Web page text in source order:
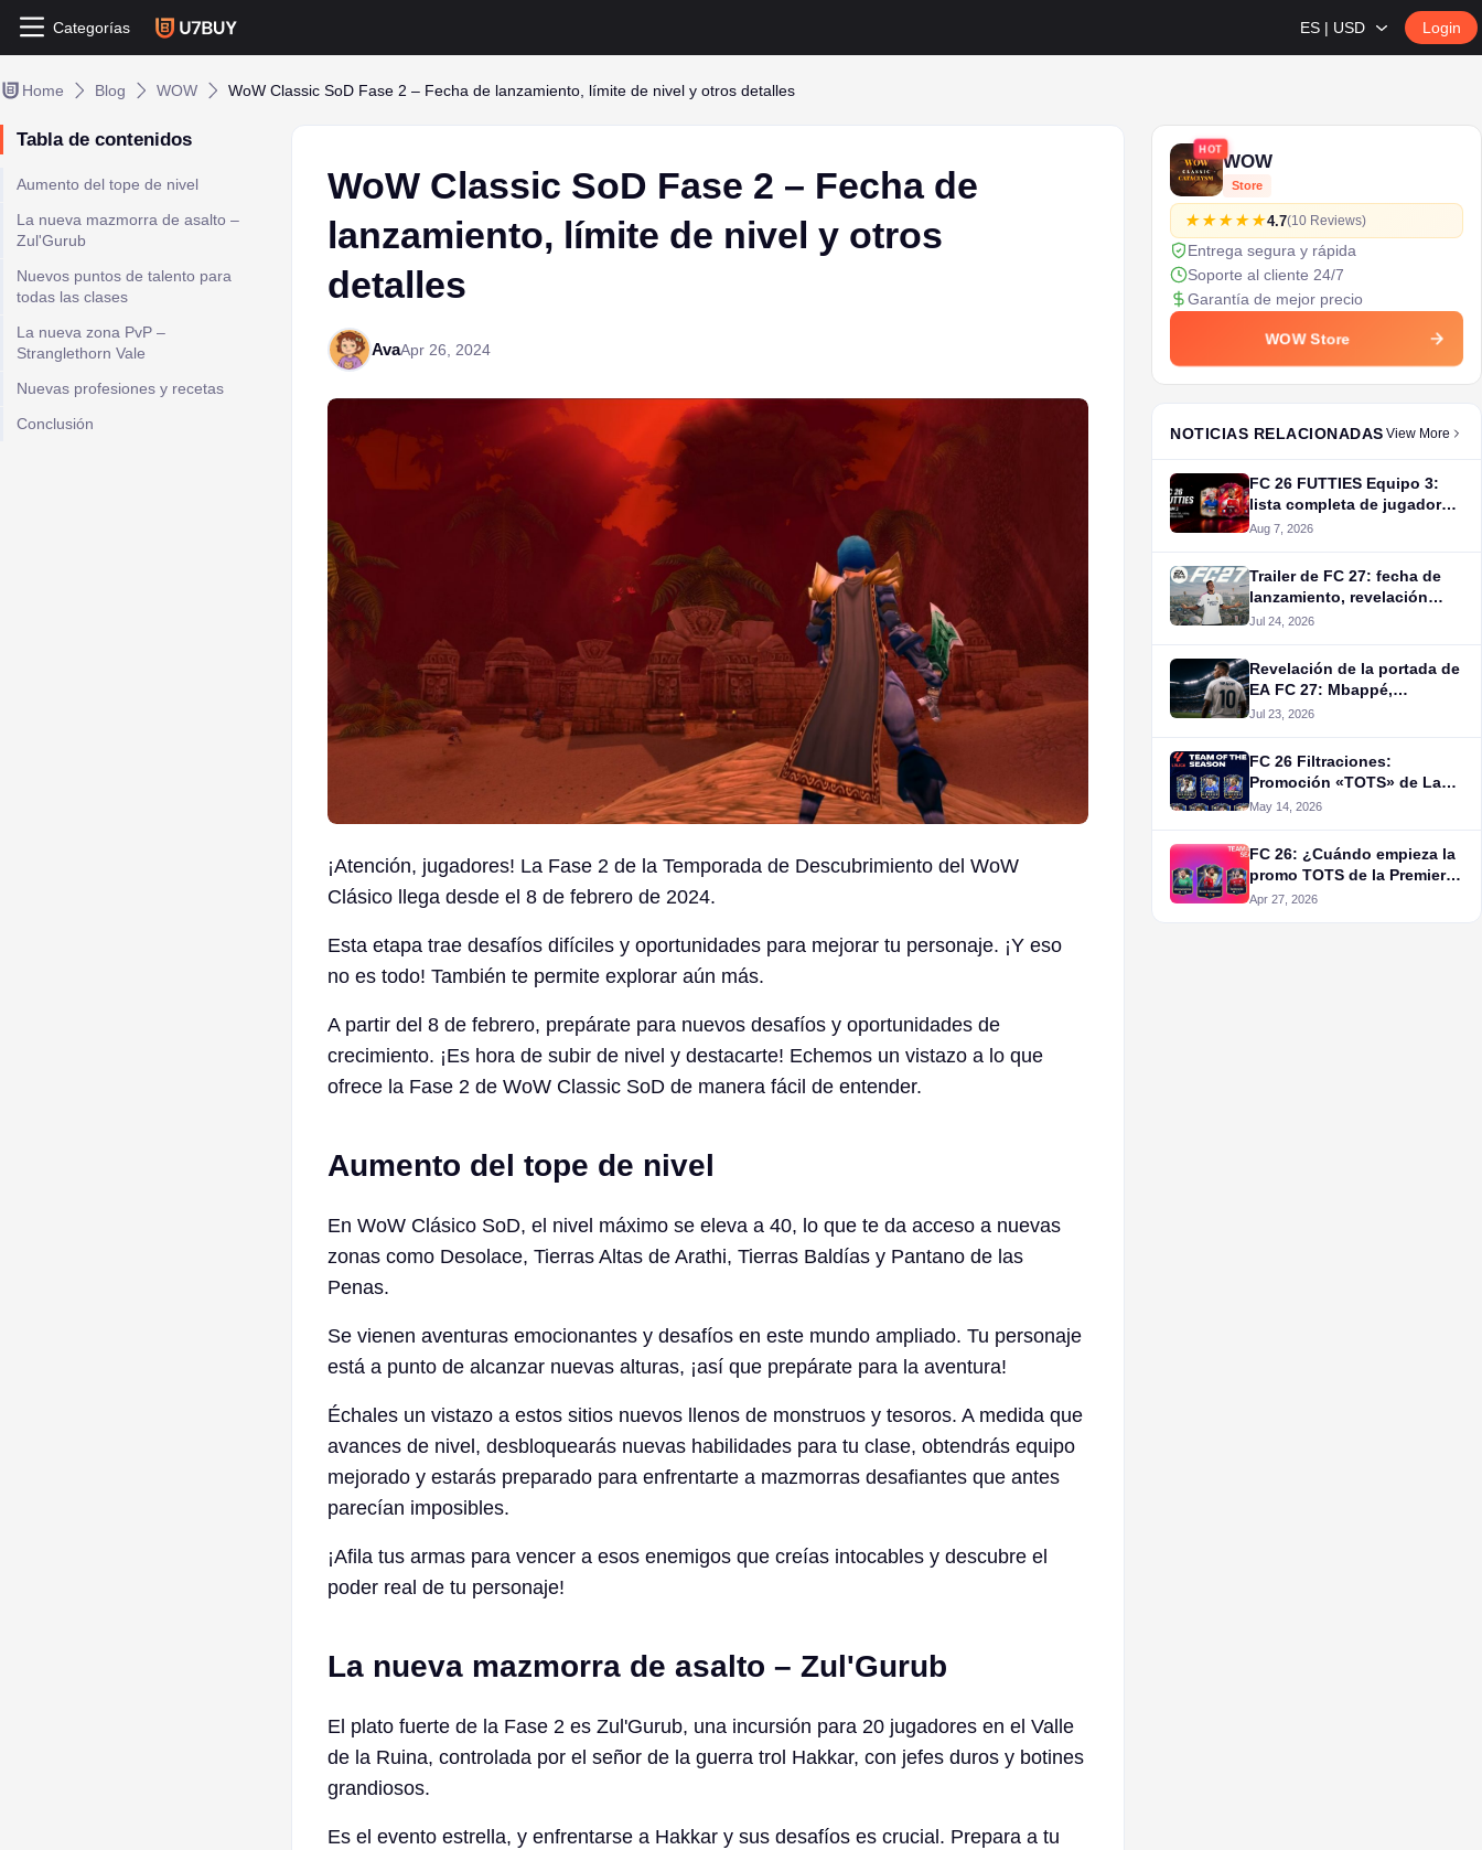
Categorías ES | USD Login
Home Blog WOW WoW Classic SoD Fase 2 – Fecha de lanzamiento, límite de nivel y otros detalles
Tabla de contenidos
Aumento del tope de nivel
La nueva mazmorra de asalto –
Zul'Gurub
Nuevos puntos de talento para
todas las clases
La nueva zona PvP –
Stranglethorn Vale
Nuevas profesiones y recetas
Conclusión
WoW Classic SoD Fase 2 – Fecha de
lanzamiento, límite de nivel y otros
detalles
AvaApr 26, 2024
¡Atención, jugadores! La Fase 2 de la Temporada de Descubrimiento del WoW
Clásico llega desde el 8 de febrero de 2024.
Esta etapa trae desafíos difíciles y oportunidades para mejorar tu personaje. ¡Y eso
no es todo! También te permite explorar aún más.
A partir del 8 de febrero, prepárate para nuevos desafíos y oportunidades de
crecimiento. ¡Es hora de subir de nivel y destacarte! Echemos un vistazo a lo que
ofrece la Fase 2 de WoW Classic SoD de manera fácil de entender.
Aumento del tope de nivel
En WoW Clásico SoD, el nivel máximo se eleva a 40, lo que te da acceso a nuevas
zonas como Desolace, Tierras Altas de Arathi, Tierras Baldías y Pantano de las
Penas.
Se vienen aventuras emocionantes y desafíos en este mundo ampliado. Tu personaje
está a punto de alcanzar nuevas alturas, ¡así que prepárate para la aventura!
Échales un vistazo a estos sitios nuevos llenos de monstruos y tesoros. A medida que
avances de nivel, desbloquearás nuevas habilidades para tu clase, obtendrás equipo
mejorado y estarás preparado para enfrentarte a mazmorras desafiantes que antes
parecían imposibles.
¡Afila tus armas para vencer a esos enemigos que creías intocables y descubre el
poder real de tu personaje!
La nueva mazmorra de asalto – Zul'Gurub
El plato fuerte de la Fase 2 es Zul'Gurub, una incursión para 20 jugadores en el Valle
de la Ruina, controlada por el señor de la guerra trol Hakkar, con jefes duros y botines
grandiosos.
Es el evento estrella, y enfrentarse a Hakkar y sus desafíos es crucial. Prepara a tu
HOT
WOW
Store
4.7(10 Reviews)
Entrega segura y rápida
Soporte al cliente 24/7
Garantía de mejor precio
WOW Store
NOTICIAS RELACIONADAS View More
FC 26 FUTTIES Equipo 3:
lista completa de jugadores,
valoraciones oficiales y
Aug 7, 2026
Trailer de FC 27: fecha de
lanzamiento, revelación
oficial, novedades y todo lo
Jul 24, 2026
Revelación de la portada de
EA FC 27: Mbappé,
ediciones, bonos de reserva
Jul 23, 2026
FC 26 Filtraciones:
Promoción «TOTS» de La
Liga en FC 26
May 14, 2026
FC 26: ¿Cuándo empieza la
promo TOTS de la Premier
League?
Apr 27, 2026